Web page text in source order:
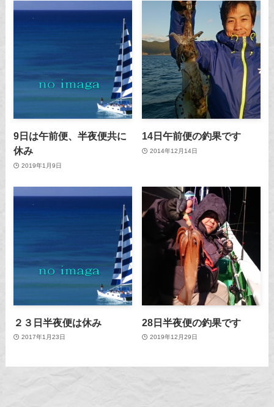
9日は午前便、半夜便共に
休み
2019年1月9日
14日午前便の釣果です
2014年12月14日
２３日半夜便は休み
2017年1月23日
28日半夜便の釣果です
2019年12月29日